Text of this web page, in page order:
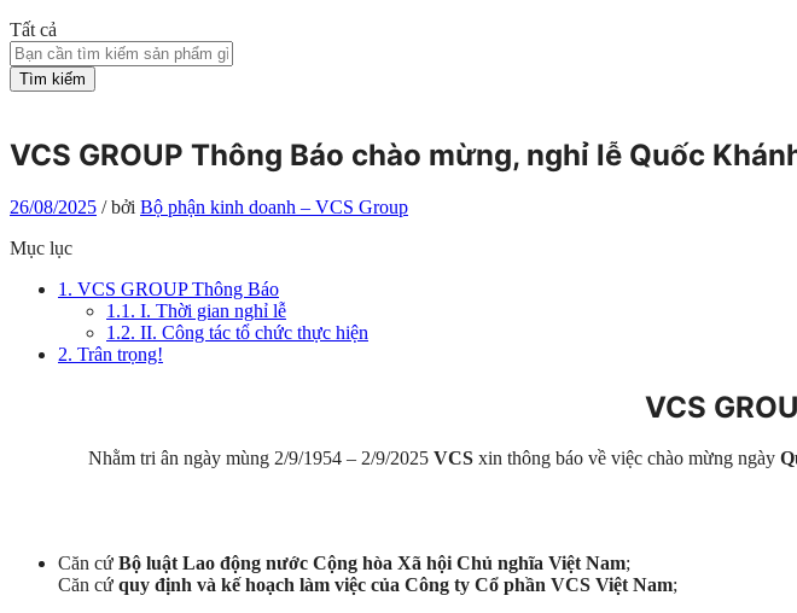
Tất cả
Tìm kiếm
VCS GROUP Thông Báo chào mừng, nghỉ lễ Quốc
26/08/2025 /bởi Bộ phận kinh doanh – VCS Group
Mục lục
1. VCS GROUP Thông Báo
1.1. I. Thời gian nghỉ lễ
1.2. II. Công tác tổ chức thực hiện
2. Trân trọng!
VCS
Nhằm tri ân ngày mùng 2/9/1954 – 2/9/2025 VCS xin thông báo về việc chào mừng ngày
Căn cứ Bộ luật Lao động nước Cộng hòa Xã hội Chủ nghĩa Việt Nam;
Căn cứ quy định và kế hoạch làm việc của Công ty Cổ phần VCS Việt Nam;